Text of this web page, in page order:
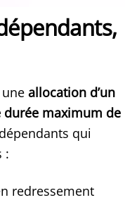
allocation d’un
durée maximum de
qui
:
redressement